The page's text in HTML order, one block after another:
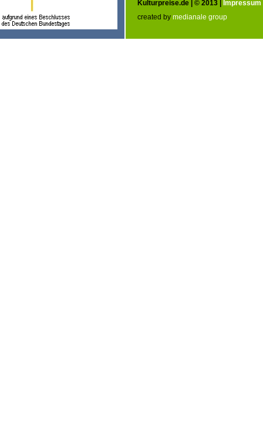
Kulturpreise.de | © 2013 | Impressum
created by medianale group